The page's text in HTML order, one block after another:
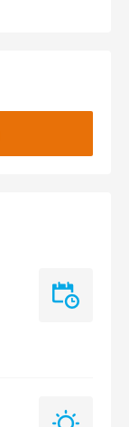
Last